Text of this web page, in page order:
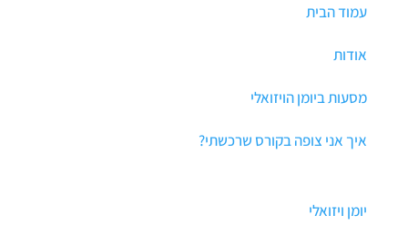
עמוד הבית
אודות
מסעות ביומן הויזואלי
איך אני צופה בקורס שרכשתי?
יומן ויזואלי